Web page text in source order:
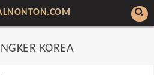
KOREA